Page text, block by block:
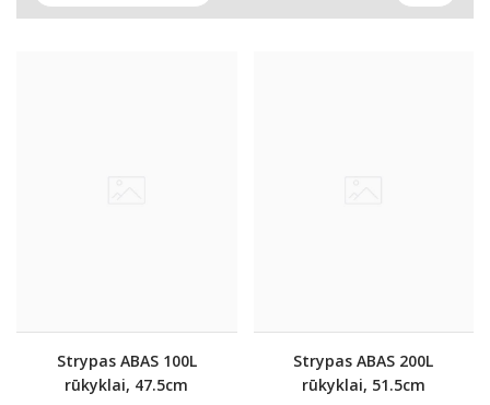
Strypas ABAS 100L
rūkyklai, 47.5cm
Strypas ABAS 200L
rūkyklai, 51.5cm